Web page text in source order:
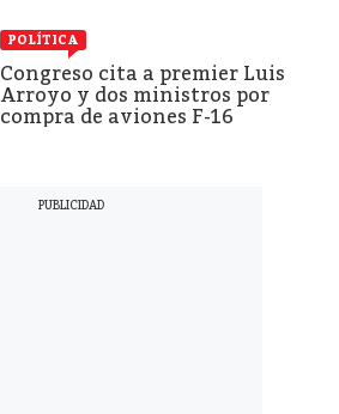
POLÍTICA
Congreso cita a premier Luis
Arroyo y dos ministros por
compra de aviones F-16